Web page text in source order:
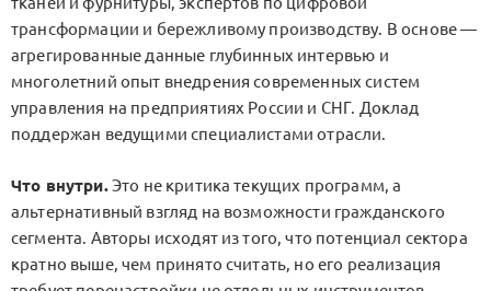
трансформации и бережливому производству. В основе —
агрегированные данные глубинных интервью и
многолетний опыт внедрения современных систем
управления на предприятиях России и СНГ. Доклад
поддержан ведущими специалистами отрасли.
Что внутри.Это не критика текущих программ, а
альтернативный взгляд на возможности гражданского
сегмента. Авторы исходят из того, что потенциал сектора
кратно выше, чем принято считать, но его реализация